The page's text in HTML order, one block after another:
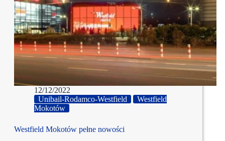
12/12/2022
Unibail-Rodamco-Westfield
Westfield
Mokotów
Westfield Mokotów pełne nowości